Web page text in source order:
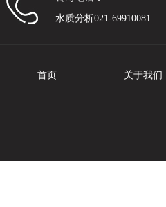
水质分析021-69910081
首页 关于我们